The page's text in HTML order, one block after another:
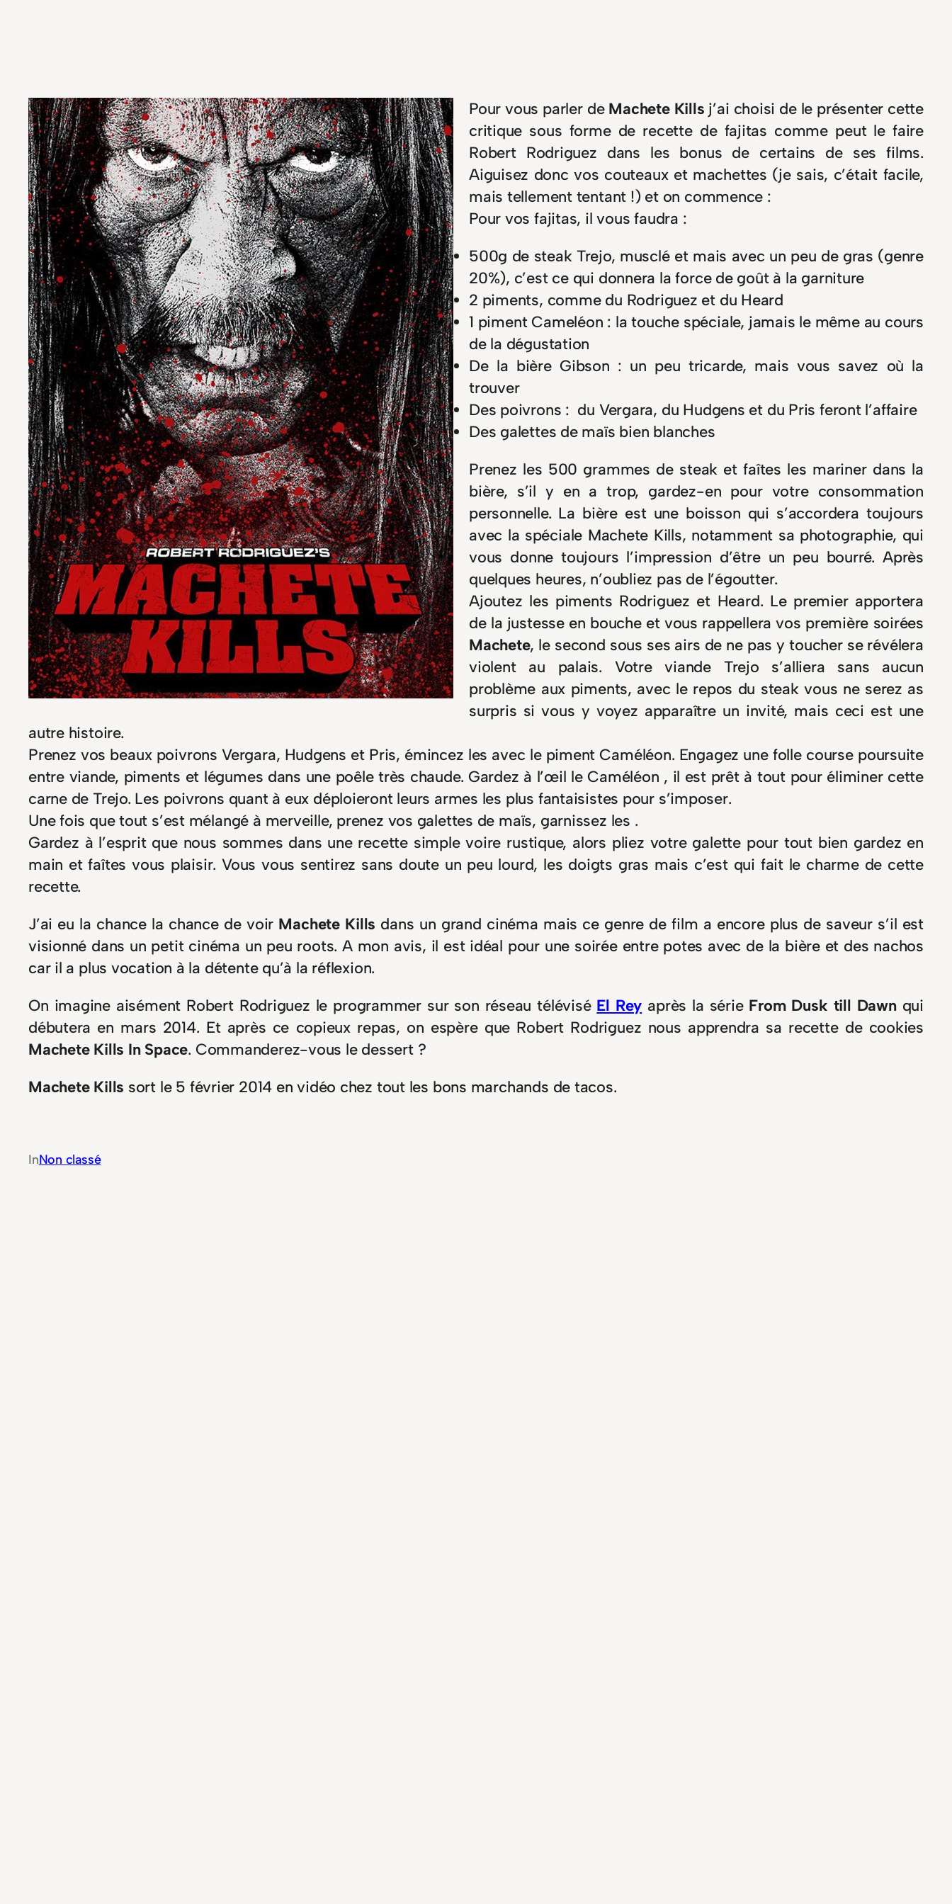
Pour vous parler de Machete Kills j’ai choisi de le présenter cette
critique sous forme de recette de fajitas comme peut le faire
Robert Rodriguez dans les bonus de certains de ses films.
Aiguisez donc vos couteaux et machettes (je sais, c’était facile,
mais tellement tentant !) et on commence :
Pour vos fajitas, il vous faudra :
500g de steak Trejo, musclé et mais avec un peu de gras (genre
20%), c’est ce qui donnera la force de goût à la garniture
2 piments, comme du Rodriguez et du Heard
1 piment Cameléon : la touche spéciale, jamais le même au cours
de la dégustation
De la bière Gibson : un peu tricarde, mais vous savez où la
trouver
Des poivrons : du Vergara, du Hudgens et du Pris feront l’affaire
Des galettes de maïs bien blanches
Prenez les 500 grammes de steak et faîtes les mariner dans la
bière, s’il y en a trop, gardez-en pour votre consommation
personnelle. La bière est une boisson qui s’accordera toujours
avec la spéciale Machete Kills, notamment sa photographie, qui
vous donne toujours l’impression d’être un peu bourré. Après
quelques heures, n’oubliez pas de l’égoutter.
Ajoutez les piments Rodriguez et Heard. Le premier apportera
de la justesse en bouche et vous rappellera vos première soirées
Machete, le second sous ses airs de ne pas y toucher se révélera
violent au palais. Votre viande Trejo s’alliera sans aucun
problème aux piments, avec le repos du steak vous ne serez as
surpris si vous y voyez apparaître un invité, mais ceci est une
autre histoire.
Prenez vos beaux poivrons Vergara, Hudgens et Pris, émincez les avec le piment Caméléon. Engagez une folle course poursuite
entre viande, piments et légumes dans une poêle très chaude. Gardez à l’œil le Caméléon , il est prêt à tout pour éliminer cette
carne de Trejo. Les poivrons quant à eux déploieront leurs armes les plus fantaisistes pour s’imposer.
Une fois que tout s’est mélangé à merveille, prenez vos galettes de maïs, garnissez les .
Gardez à l’esprit que nous sommes dans une recette simple voire rustique, alors pliez votre galette pour tout bien gardez en
main et faîtes vous plaisir. Vous vous sentirez sans doute un peu lourd, les doigts gras mais c’est qui fait le charme de cette
recette.
J’ai eu la chance la chance de voir Machete Kills dans un grand cinéma mais ce genre de film a encore plus de saveur s’il est
visionné dans un petit cinéma un peu roots. A mon avis, il est idéal pour une soirée entre potes avec de la bière et des nachos
car il a plus vocation à la détente qu’à la réflexion.
On imagine aisément Robert Rodriguez le programmer sur son réseau télévisé El Rey après la série From Dusk till Dawnqui
débutera en mars 2014. Et après ce copieux repas, on espère que Robert Rodriguez nous apprendra sa recette de cookies
Machete Kills In Space. Commanderez-vous le dessert ?
Machete Kills sort le 5 février 2014 en vidéo chez tout les bons marchands de tacos.
InNon classé